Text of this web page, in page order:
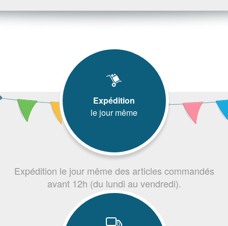
Expédition
le jour même
Expédition le jour même des articles commandés
avant 12h (du lundi au vendredi).